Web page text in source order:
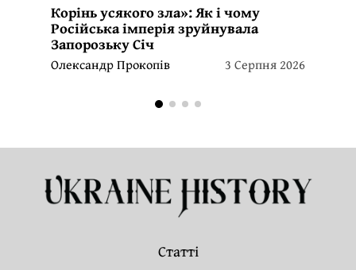
Корінь усякого зла»: Як і чому
Російська імперія зруйнувала
Запорозьку Січ
Олександр Прокопів 3 Серпня 2026
Статті